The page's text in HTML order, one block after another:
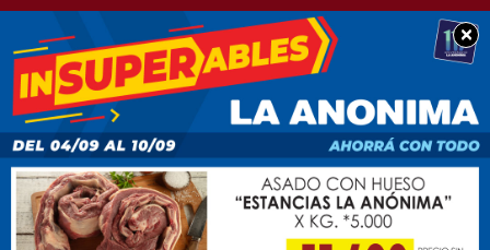
×
BUEN DÍA CHACABUCO